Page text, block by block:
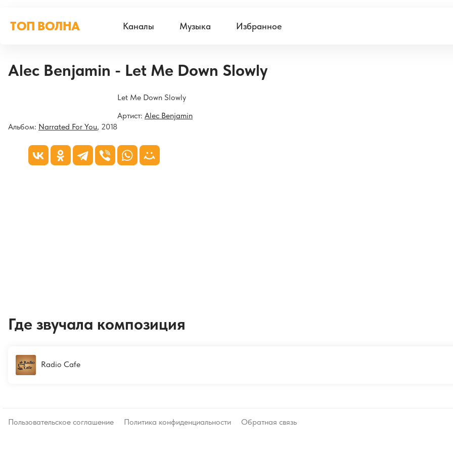
ТОП ВОЛНА Каналы Музыка Избранное
Alec Benjamin - Let Me Down Slowly
Let Me Down Slowly
Артист: Alec Benjamin
Альбом: Narrated For You, 2018
Где звучала композиция
Radio Cafe
Пользовательское соглашение Политика конфиденциальности Обратная связь